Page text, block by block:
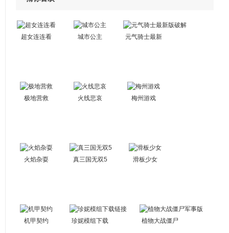
超女连连看 城市公主
元气骑士最新
极地营救 火线悲哀 梅州游戏
火焰杂耍 真三国无双5 滑板少女
机甲契约
珍妮模组下载
植物大战僵尸